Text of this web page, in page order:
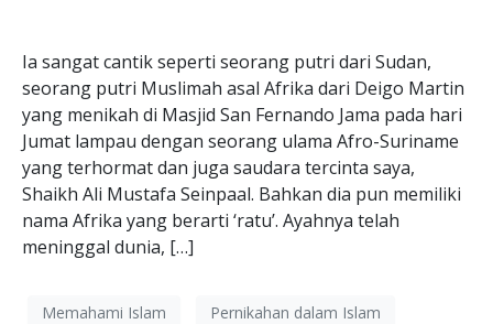
Ia sangat cantik seperti seorang putri dari Sudan,
seorang putri Muslimah asal Afrika dari Deigo Martin
yang menikah di Masjid San Fernando Jama pada hari
Jumat lampau dengan seorang ulama Afro-Suriname
yang terhormat dan juga saudara tercinta saya,
Shaikh Ali Mustafa Seinpaal. Bahkan dia pun memiliki
nama Afrika yang berarti ‘ratu’. Ayahnya telah
meninggal dunia, […]
Memahami Islam Pernikahan dalam Islam